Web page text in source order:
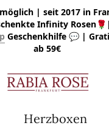
| seit 2017 in
Infinity Rosen🌹|
Geschenkhilfe 💬 |
ab 59€
Herzboxen